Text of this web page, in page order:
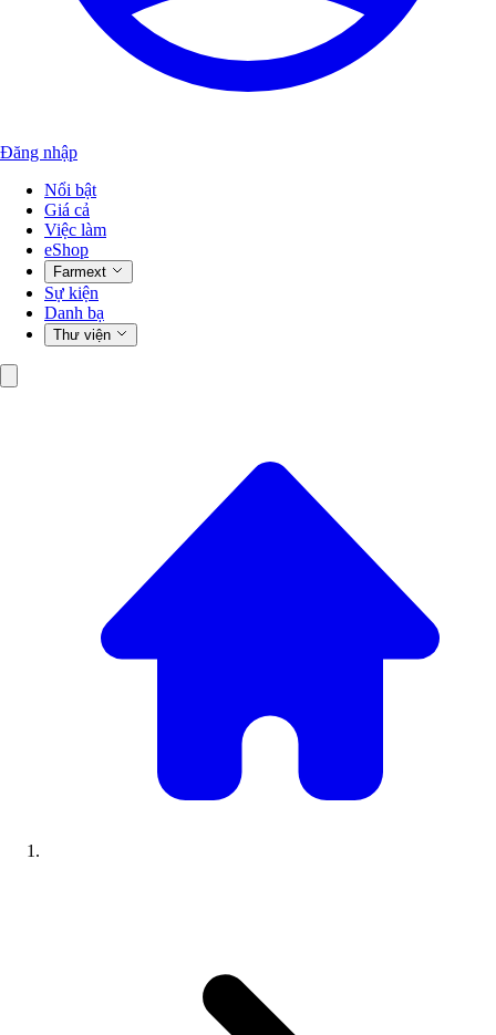
Đăng nhập
Nổi bật
Giá cả
Việc làm
eShop
Farmext
Sự kiện
Danh bạ
Thư viện